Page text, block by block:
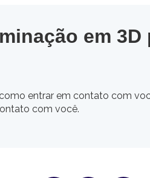
em 3D
entrar em contato com
com você.